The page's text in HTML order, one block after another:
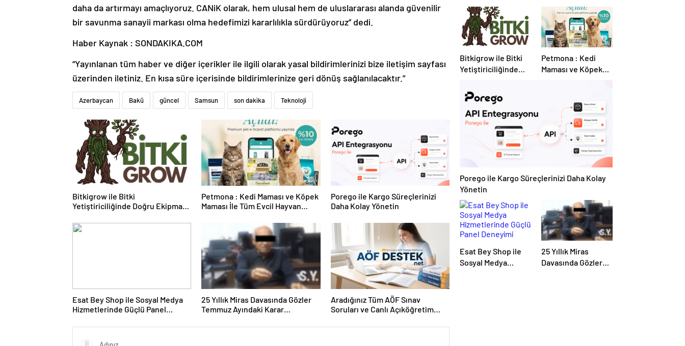
daha da artırmayı amaçlıyoruz. CANiK olarak, hem ulusal hem de uluslararası alanda güvenilir
bir savunma sanayii markası olma hedefimizi kararlılıkla sürdürüyoruz” dedi.
Haber Kaynak : SONDAKIKA.COM
“Yayınlanan tüm haber ve diğer içerikler ile ilgili olarak yasal bildirimlerinizi bize iletişim sayfası
üzerinden iletiniz. En kısa süre içerisinde bildirimlerinize geri dönüş sağlanılacaktır.”
Azerbaycan Bakü güncel Samsun son dakika Teknoloji
Bitkigrow ile Bitki
Yetiştiriciliğinde Doğru Ekipman
Petmona : Kedi Maması ve Köpek
Maması İle Tüm Evcil Hayvan
Porego ile Kargo Süreçlerinizi
Daha Kolay Yönetin
Esat Bey Shop ile Sosyal Medya
Hizmetlerinde Güçlü Panel
25 Yıllık Miras Davasında Gözler
Temmuz Ayındaki Karar
Aradığınız Tüm AÖF Sınav
Soruları ve Canlı Açıköğretim
Bitkigrow ile Bitki
Yetiştiriciliğinde
Ürün Seçimi
Petmona : Kedi
Maması ve Köpek
Porego ile Kargo Süreçlerinizi Daha Kolay
Yönetin
Esat Bey Shop ile
Sosyal Medya
25 Yıllık Miras
Davasında Gözler